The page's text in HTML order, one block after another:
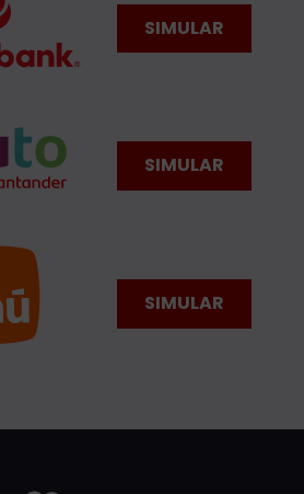
SIMULAR
SIMULAR
SIMULAR